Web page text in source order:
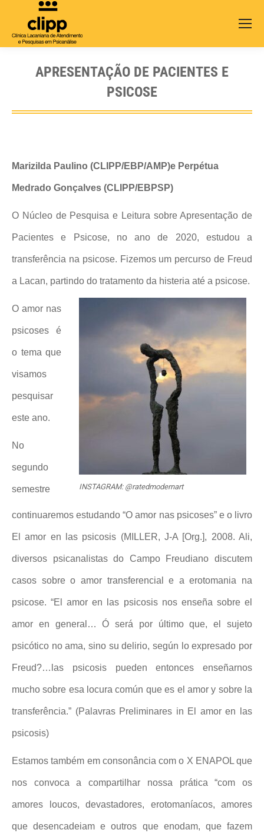
APRESENTAÇÃO DE PACIENTES E
PSICOSE
Marizilda Paulino (CLIPP/EBP/AMP)e Perpétua
Medrado Gonçalves (CLIPP/EBPSP)
O Núcleo de Pesquisa e Leitura sobre Apresentação de
Pacientes e Psicose, no ano de 2020, estudou a
transferência na psicose. Fizemos um percurso de Freud
a Lacan, partindo do tratamento da histeria até a psicose.
INSTAGRAM: @ratedmodernart
O amor nas
psicoses é
o tema que
visamos
pesquisar
este ano.
No
segundo
semestre
continuaremos estudando “O amor nas psicoses” e o livro
El amor en las psicosis (MILLER, J-A [Org.], 2008. Ali,
diversos psicanalistas do Campo Freudiano discutem
casos sobre o amor transferencial e a erotomania na
psicose. “El amor en las psicosis nos enseña sobre el
amor en general… Ó será por último que, el sujeto
psicótico no ama, sino su delirio, según lo expresado por
Freud?…las psicosis pueden entonces enseñarnos
mucho sobre esa locura común que es el amor y sobre la
transferência.” (Palavras Preliminares in El amor en las
psicosis)
Estamos também em consonância com o X ENAPOL que
nos convoca a compartilhar nossa prática “com os
amores loucos, devastadores, erotomaníacos, amores
que desencadeiam e outros que enodam, que fazem